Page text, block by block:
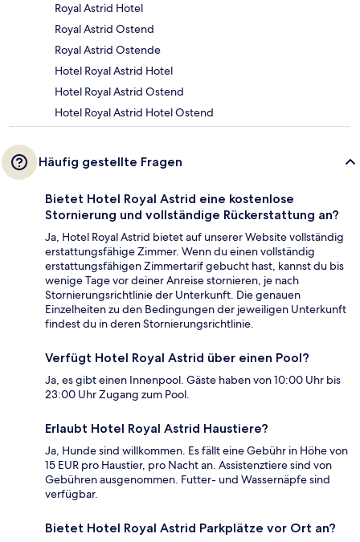
Royal Astrid Hotel
Royal Astrid Ostend
Royal Astrid Ostende
Hotel Royal Astrid Hotel
Hotel Royal Astrid Ostend
Hotel Royal Astrid Hotel Ostend
Häufig gestellte Fragen
Bietet Hotel Royal Astrid eine kostenlose
Stornierung und vollständige Rückerstattung an?
Ja, Hotel Royal Astrid bietet auf unserer Website vollständig
erstattungsfähige Zimmer. Wenn du einen vollständig
erstattungsfähigen Zimmertarif gebucht hast, kannst du bis
wenige Tage vor deiner Anreise stornieren, je nach
Stornierungsrichtlinie der Unterkunft. Die genauen
Einzelheiten zu den Bedingungen der jeweiligen Unterkunft
findest du in deren Stornierungsrichtlinie.
Verfügt Hotel Royal Astrid über einen Pool?
Ja, es gibt einen Innenpool. Gäste haben von 10:00 Uhr bis
23:00 Uhr Zugang zum Pool.
Erlaubt Hotel Royal Astrid Haustiere?
Ja, Hunde sind willkommen. Es fällt eine Gebühr in Höhe von
15 EUR pro Haustier, pro Nacht an. Assistenztiere sind von
Gebühren ausgenommen. Futter- und Wassernäpfe sind
verfügbar.
Bietet Hotel Royal Astrid Parkplätze vor Ort an?